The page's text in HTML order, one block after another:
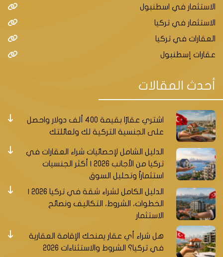
الاستثمار في اسطنبول
الاستثمار في تركيا
العقارات في تركيا
عقارات إسطنبول
أحدث المقالات
اشتري عقارًا بقيمة 400 ألف دولار واحصل
على الجنسية التركية لك ولعائلتك
الدليل الشامل لإحصائيات شراء العقارات في
تركيا من الأجانب 2026 | أكثر الجنسيات
استثماراً وتحليل السوق
الخطوات، الشروط، التكاليف ونصائح
الاستثمار
هل شراء أي عقار يمنحك الإقامة العقارية
في تركيا؟ الشروط والاستثناءات 2026